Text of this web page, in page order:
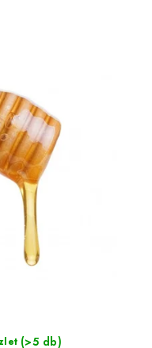
(>5 db)